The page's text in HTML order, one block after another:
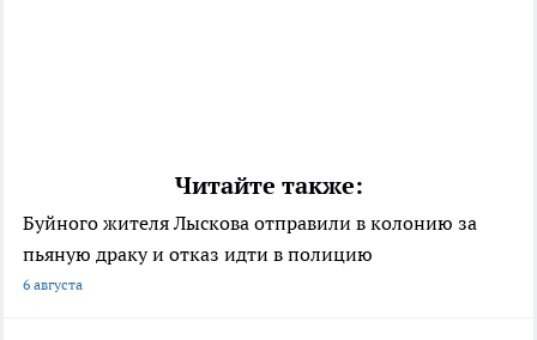
Читайте также:
Буйного жителя Лыскова отправили в колонию за
пьяную драку и отказ идти в полицию
6 августа